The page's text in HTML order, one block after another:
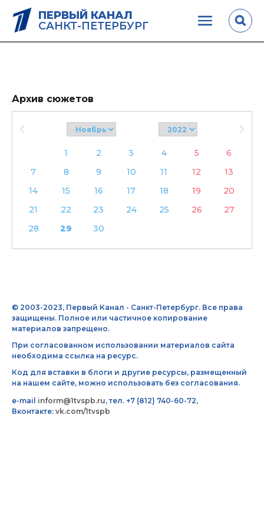
ПЕРВЫЙ КАНАЛ
САНКТ-ПЕТЕРБУРГ
Архив сюжетов
1 2 3 4 5
6
7
8 9 10 11 12
13
14
15 16 17 18 19
20
21
22 23 24 25 26
27
28
29 30
© 2003-2023, Первый Канал - Санкт-Петербург. Все права
защищены. Полное или частичное копирование
материалов запрещено.
При согласованном использовании материалов сайта
необходима ссылка на ресурс.
Код для вставки в блоги и другие ресурсы, размещенный
на нашем сайте, можно использовать без согласования.
e-mail inform@1tvspb.ru, тел. +7 (812) 740-60-72,
Вконтакте: vk.com/1tvspb